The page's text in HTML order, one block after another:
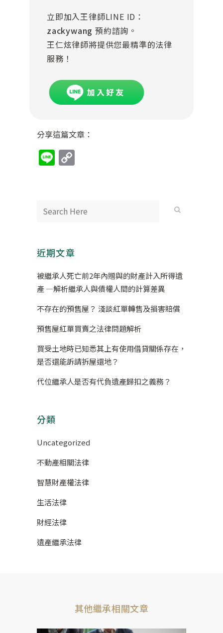
立即加入王律師LINE ID：
zackywang 預約諮詢。
王仁炫律師將提供您最精準的法律
服務！
分享這篇文章：
Line
近期文章
被繼承人死亡前2年內贈與的財產計入所得遺
產 —解析繼承人與債權人間的計算差異
不存在的預售屋？ 淺談紅單轉售及損害賠償
預售屋紅單買賣之法律問題解析
買受土地時已知悉其上有使用借貸關係存在，
是否還能訴請拆屋還地？
代位繼承人是否有代負遺產歸扣之義務？
分類
Uncategorized
不動產相關法律
智慧財產權法律
生活法律
財經法律
遺產繼承法律
其他繼承相關文章